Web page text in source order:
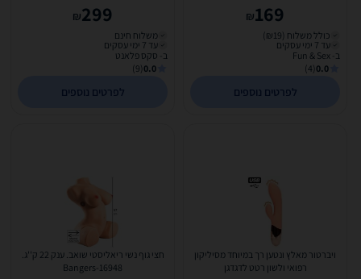
169
₪
כולל משלוח (₪19)
עד 7 ימי עסקים
ב- Fun & Sex
0.0
(4)
לפרטים נוספים
299
₪
משלוח חינם
עד 7 ימי עסקים
ב- סקס פלאנט
0.0
(9)
לפרטים נוספים
ויברטור מאלץ ונטען רך במיוחד מסיליקון
רפואי ולשון רטט לדגדגן
חצי גוף נשי ריאליסטי שואב. ענק 22 ק''ג.
Bangers-16948